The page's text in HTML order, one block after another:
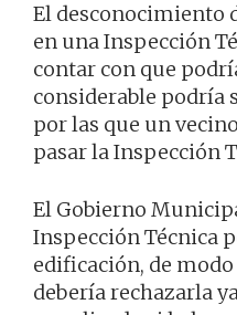
El desconocimiento
en una Inspección
contar con que
considerable podría
por las que un
pasar la Inspección
El Gobierno
Inspección Técnica
edificación, de
debería rechazarla